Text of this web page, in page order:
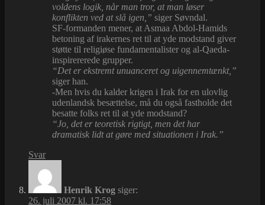
voldens logik, når man tror, at man løser
konflikten ved at slå igen,” siger Søvndal.
SF-formanden mener, at Asmaa Abdol-Hamids
betoning af irakernes ret til at yde modstand giver
støtte til religiøse fundamentalister og al-Qaeda-
inspirererede grupper.
“Det er ekstremt unuanceret og uigennemtænkt,”
siger han.
-Men hvis du kalder krigen i Irak for en ulovlig
udenlandsk besættelse, må du også fastholde det
besatte folks ret til at yde modstand?
“Jo, det er teoretisk rigtigt, men det har
dramatisk lidt at gøre med situationen i Irak.”
Svar
Henrik Krog siger:
26. juli 2007 kl. 17:58